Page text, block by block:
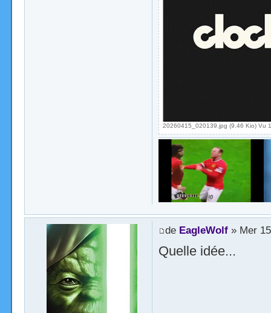
20260415_020139.jpg (9.46 Kio) Vu
de EagleWolf» Mer
Quelle idée...